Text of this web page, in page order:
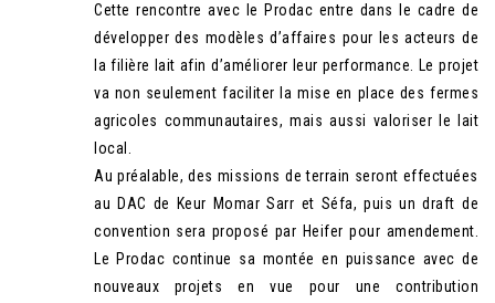
Cette rencontre avec le Prodac entre dans le cadre de
développer des modèles d’affaires pour les acteurs de
la filière lait afin d’améliorer leur performance. Le projet
va non seulement faciliter la mise en place des fermes
agricoles communautaires, mais aussi valoriser le lait
local.
Au préalable, des missions de terrain seront effectuées
au DAC de Keur Momar Sarr et Séfa, puis un draft de
convention sera proposé par Heifer pour amendement.
Le Prodac continue sa montée en puissance avec de
nouveaux projets en vue pour une contribution